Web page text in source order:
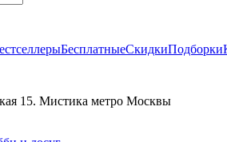
БесплатныеСкидкиПодборки